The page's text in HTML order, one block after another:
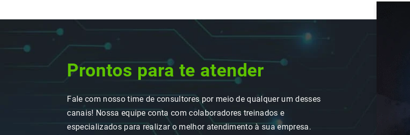
Prontos para te atender
Fale com nosso time de consultores por meio de qualquer um desses
canais! Nossa equipe conta com colaboradores treinados e
especializados para realizar o melhor atendimento à sua empresa.